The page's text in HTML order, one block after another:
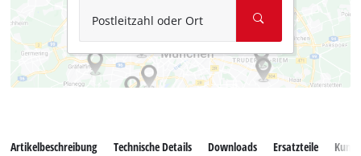
Postleitzahl oder Ort
Artikelbeschreibung Technische Details Downloads Ersatzteile